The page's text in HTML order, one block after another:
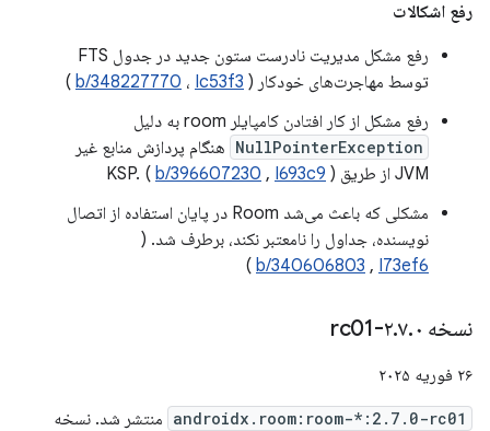
رفع اشکالات
رفع مشکل مدیریت نادرست ستون جدید در جدول FTS
توسط مهاجرت‌های خودکار (
b/348227770 ، Ic53f3
)
رفع مشکل از کار افتادن کامپایلر room به دلیل
NullPointerException هنگام پردازش منابع غیر
JVM از طریق KSP. (
b/396607230 , I693c9 )
مشکلی که باعث می‌شد Room در پایان استفاده از اتصال
نویسنده، جداول را نامعتبر نکند، برطرف شد. (
b/340606803 , I73ef6
)
نسخه ۲ .۷.۰-rc01
۲۶ فوریه ۲۰۲۵
androidx.room:room-*:2.7.0-rc01 منتشر شد. نسخه